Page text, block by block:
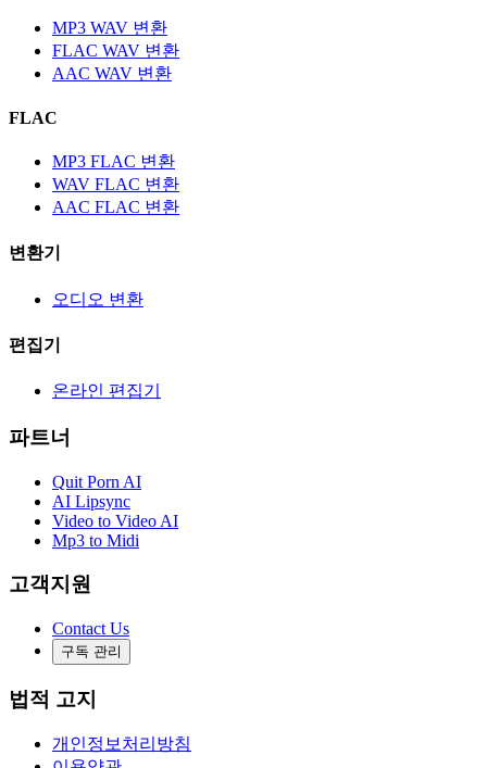
MP3 WAV 변환
FLAC WAV 변환
AAC WAV 변환
FLAC
MP3 FLAC 변환
WAV FLAC 변환
AAC FLAC 변환
변환기
오디오 변환
편집기
온라인 편집기
파트너
Quit Porn AI
AI Lipsync
Video to Video AI
Mp3 to Midi
고객지원
Contact Us
구독 관리
법적 고지
개인정보처리방침